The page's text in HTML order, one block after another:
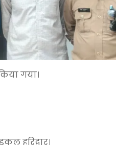
गया।
हरिद्वार।